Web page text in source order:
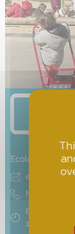
Ecole
Maternelle :
8h45 – 11h45
13h30 –